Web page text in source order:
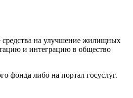
на улучшение жилищных
и интеграцию в общество
фонда либо на портал госуслуг.